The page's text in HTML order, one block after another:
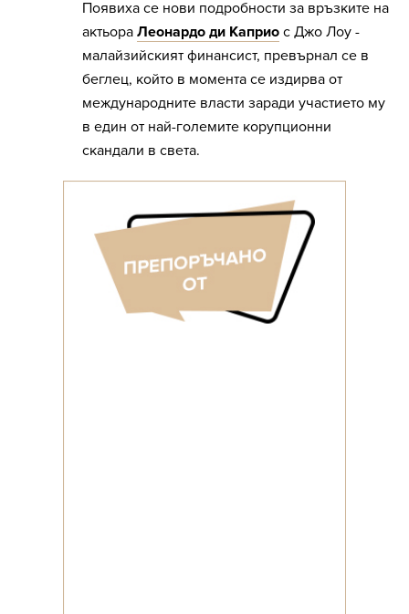
Появиха се нови подробности за връзките на
актьора Леонардо ди Каприо с Джо Лоу -
малайзийският финансист, превърнал се в
беглец, който в момента се издирва от
международните власти заради участието му
в един от най-големите корупционни
скандали в света.